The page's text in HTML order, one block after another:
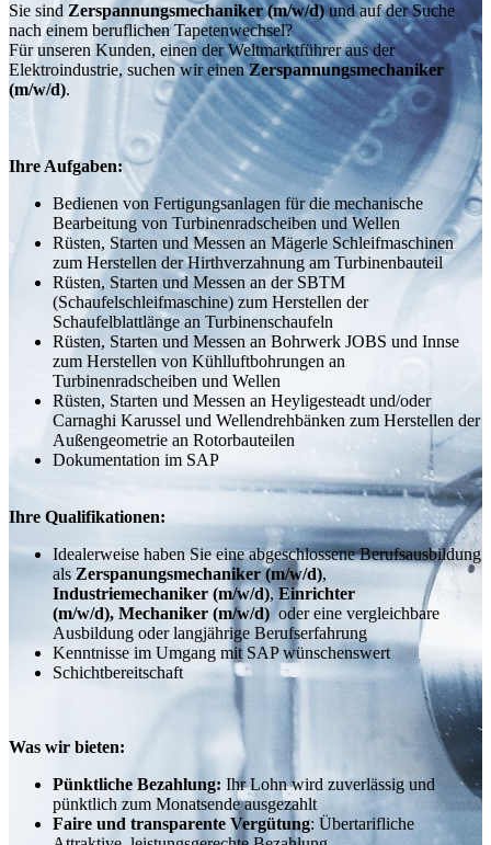
Sie sind Zerspannungsmechaniker (m/w/d)und auf der Suche
nach einem beruflichen Tapetenwechsel?
Für unseren Kunden, einen der Weltmarktführer aus der
Elektroindustrie, suchen wir einenZerspannungsmechaniker
(m/w/d).
Ihre Aufgaben:
Bedienen von Fertigungsanlagen für die mechanische
Bearbeitung von Turbinenradscheiben und Wellen
Rüsten, Starten und Messen an Mägerle Schleifmaschinen
zum Herstellen der Hirthverzahnung am Turbinenbauteil
Rüsten, Starten und Messen an der SBTM
(Schaufelschleifmaschine) zum Herstellen der
Schaufelblattlänge an Turbinenschaufeln
Rüsten, Starten und Messen an Bohrwerk JOBS und Innse
zum Herstellen von Kühlluftbohrungen an
Turbinenradscheiben und Wellen
Rüsten, Starten und Messen an Heyligesteadt und/oder
Carnaghi Karussel und Wellendrehbänken zum Herstellen der
Außengeometrie an Rotorbauteilen
Dokumentation im SAP
Ihre Qualifikationen:
Idealerweise haben Sie eine abgeschlossene Berufsausbildung
als Zerspanungsmechaniker (m/w/d),
Industriemechaniker (m/w/d),Einrichter
(m/w/d), Mechaniker (m/w/d) oder eine vergleichbare
Ausbildung oder langjährige Berufserfahrung
Kenntnisse im Umgang mit SAP wünschenswert
Schichtbereitschaft
Was wir bieten:
Pünktliche Bezahlung: Ihr Lohn wird zuverlässig und
pünktlich zum Monatsende ausgezahlt
Faire und transparente Vergütung: Übertarifliche